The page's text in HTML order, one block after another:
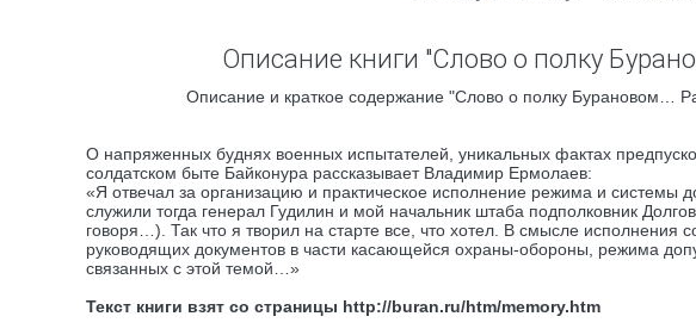
Описание книги "Слово о полку
Описание и краткое содержание "Слово о полку Бурановом…
О напряженных буднях военных испытателей, уникальных фактах
солдатском быте Байконура рассказывает Владимир Ермолаев:
«Я отвечал за организацию и практическое исполнение режима и системы
служили тогда генерал Гудилин и мой начальник штаба подполковник
говоря…). Так что я творил на старте все, что хотел. В смысле
руководящих документов в части касающейся охраны-обороны, режима
связанных с этой темой…»
Текст книги взят со страницы http://buran.ru/htm/memory.htm